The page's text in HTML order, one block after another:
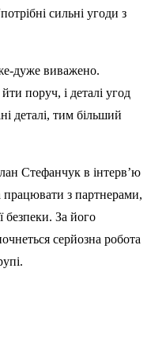
сильні угоди з
дуже виважено.
поруч, і деталі угод
деталі, тим більший
Стефанчук в інтерв’ю
з партнерами,
безпеки. За його
серйозна робота